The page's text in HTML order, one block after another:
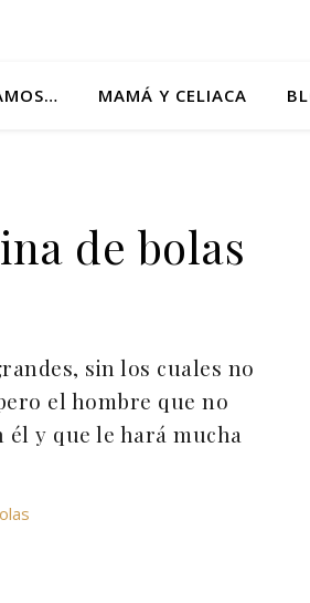
MAMÁ Y CELIACA
de bolas
sin los cuales no
el hombre que no
y que le hará mucha